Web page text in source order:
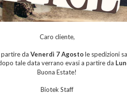
Caro cliente,
partire da Venerdì 7 Agostole spedizioni
tale data verrano evasi a partire da
Buona Estate!
Biotek Staff
10% sul primo ordine